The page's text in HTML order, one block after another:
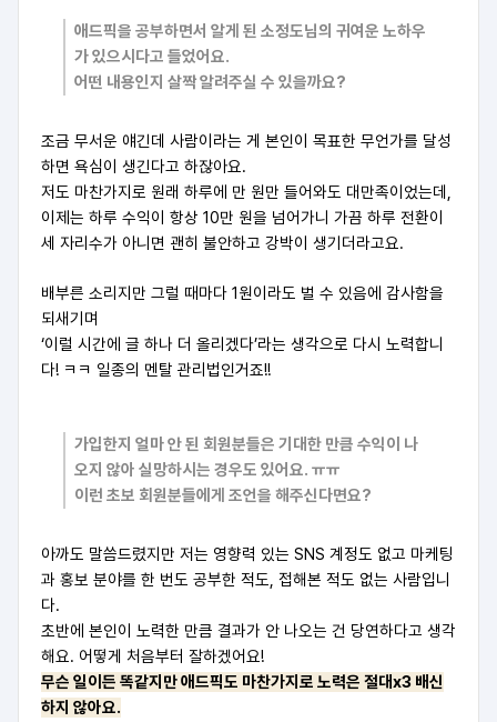
애드픽을 공부하면서 알게 된 소정도님의 귀여운 노하우
가 있으시다고 들었어요.
어떤 내용인지 살짝 알려주실 수 있을까요?
조금 무서운 얘긴데 사람이라는 게 본인이 목표한 무언가를 달성
하면 욕심이 생긴다고 하잖아요.
저도 마찬가지로 원래 하루에 만 원만 들어와도 대만족이었는데,
이제는 하루 수익이 항상 10만 원을 넘어가니 가끔 하루 전환이
세 자리수가 아니면 괜히 불안하고 강박이 생기더라고요.
배부른 소리지만 그럴 때마다 1원이라도 벌 수 있음에 감사함을
되새기며
‘이럴 시간에 글 하나 더 올리겠다’라는 생각으로 다시 노력합니
다! ㅋㅋ 일종의 멘탈 관리법인거죠!!
가입한지 얼마 안 된 회원분들은 기대한 만큼 수익이 나
오지 않아 실망하시는 경우도 있어요. ㅠㅠ
이런 초보 회원분들에게 조언을 해주신다면요?
아까도 말씀드렸지만 저는 영향력 있는 SNS 계정도 없고 마케팅
과 홍보 분야를 한 번도 공부한 적도, 접해본 적도 없는 사람입니
다.
초반에 본인이 노력한 만큼 결과가 안 나오는 건 당연하다고 생각
해요. 어떻게 처음부터 잘하겠어요!
무슨 일이든 똑같지만 애드픽도 마찬가지로 노력은 절대x3 배신
하지 않아요.